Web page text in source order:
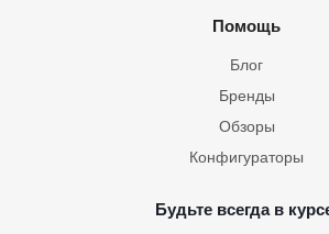
Помощь
Блог
Бренды
Обзоры
Конфигураторы
Будьте всегда в